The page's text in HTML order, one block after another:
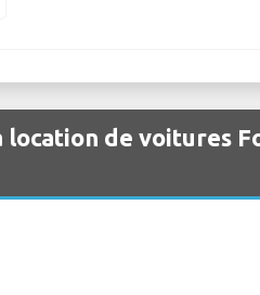
de voitures